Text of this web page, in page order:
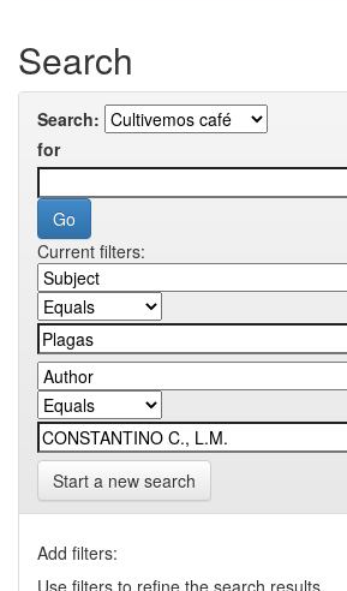
Search
Search:
for
Current filters:
Start a new search
Add filters:
Use filters to refine the search results.